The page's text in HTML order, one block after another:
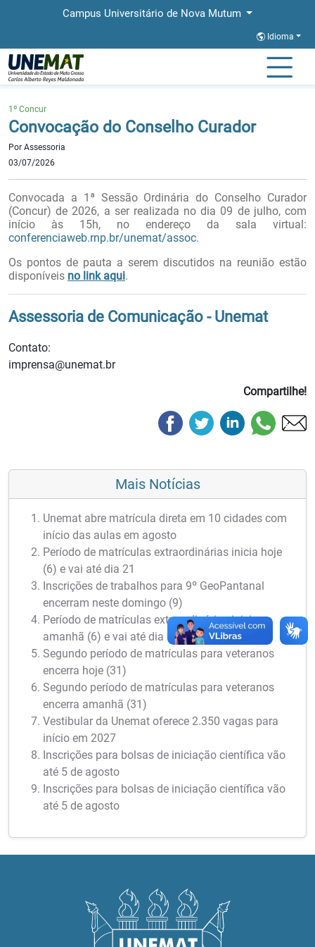
Campus Universitário de Nova Mutum
Idioma
Página Inicial
1º Concur
Convocação do Conselho Curador
Por Assessoria
03/07/2026
Convocada a 1ª Sessão Ordinária do Conselho Curador
(Concur) de 2026, a ser realizada no dia 09 de julho, com
início às 15h, no endereço da sala virtual:
conferenciaweb.rnp.br/unemat/assoc.
Os pontos de pauta a serem discutidos na reunião estão
disponíveis no link aqui.
Assessoria de Comunicação - Unemat
Contato:
imprensa@unemat.br
Compartilhe!
Mais Notícias
Unemat abre matrícula direta em 10 cidades com
início das aulas em agosto
Período de matrículas extraordinárias inicia hoje
(6) e vai até dia 21
Inscrições de trabalhos para 9º GeoPantanal
encerram neste domingo (9)
Período de matrículas extraordinárias inicia
amanhã (6) e vai até dia 21
Segundo período de matrículas para veteranos
encerra hoje (31)
Segundo período de matrículas para veteranos
encerra amanhã (31)
Vestibular da Unemat oferece 2.350 vagas para
início em 2027
Inscrições para bolsas de iniciação científica vão
até 5 de agosto
Inscrições para bolsas de iniciação científica vão
até 5 de agosto